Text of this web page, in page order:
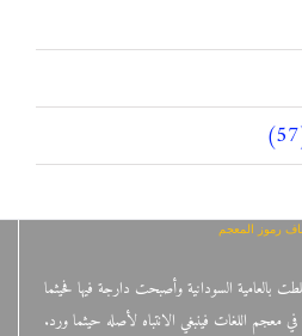
رموز المعجم
بالعامية السودانية وأصبحت دارجة فيها فحيثما
معجم اللغات فينبغي الانتباه لأصله حيثما ورد.